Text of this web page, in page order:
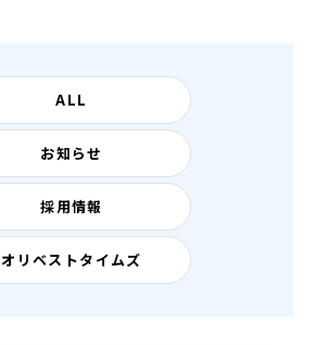
ALL
お知らせ
採用情報
オリベストタイムズ